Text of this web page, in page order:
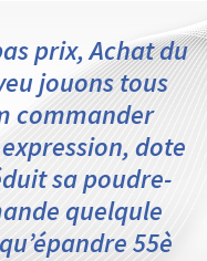
prix, Achat du
jouons tous
commander
dote
sa poudre-
quelqule
55è